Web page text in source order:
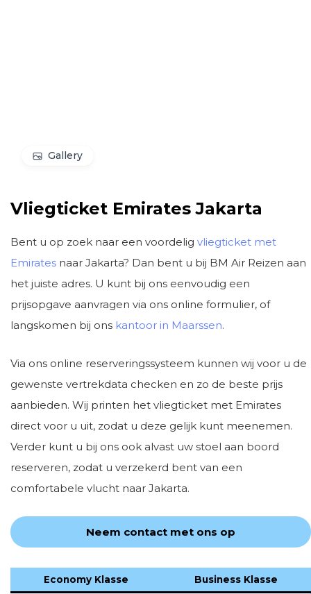
Gallery
Vliegticket Emirates Jakarta
Bent u op zoek naar een voordelig vliegticket met
Emirates naar Jakarta? Dan bent u bij BM Air Reizen aan
het juiste adres. U kunt bij ons eenvoudig een
prijsopgave aanvragen via ons online formulier, of
langskomen bij ons kantoor in Maarssen.
Via ons online reserveringssysteem kunnen wij voor u de
gewenste vertrekdata checken en zo de beste prijs
aanbieden. Wij printen het vliegticket met Emirates
direct voor u uit, zodat u deze gelijk kunt meenemen.
Verder kunt u bij ons ook alvast uw stoel aan boord
reserveren, zodat u verzekerd bent van een
comfortabele vlucht naar Jakarta.
Neem contact met ons op
Economy Klasse Business Klasse